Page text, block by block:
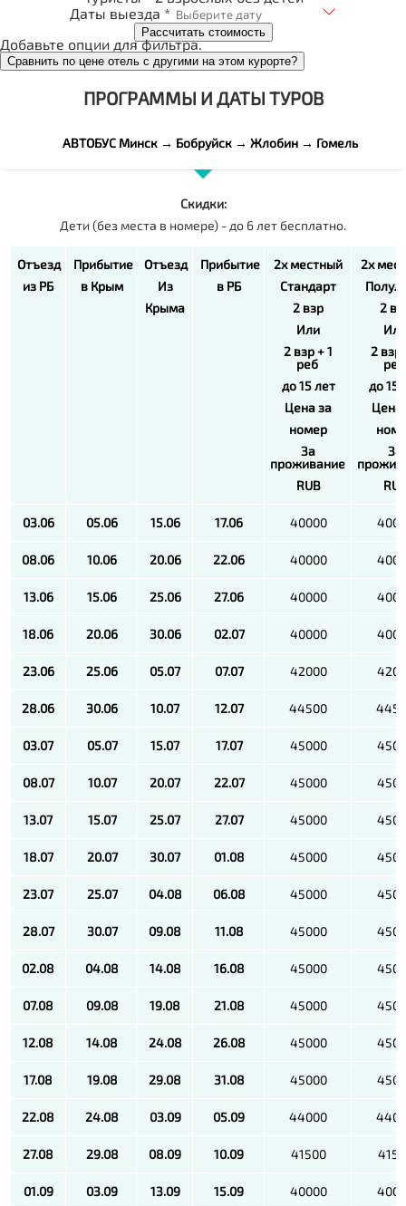
Даты выезда *
Рассчитать стоимость
Добавьте опции для фильтра.
Сравнить по цене отель с другими на этом курорте?
ПРОГРАММЫ И ДАТЫ ТУРОВ
АВТОБУС Минск → Бобруйск → Жлобин → Гомель
Скидки:
Дети (без места в номере) - до 6 лет бесплатно.
Отъезд
из РБ
Прибытие
в Крым
Отъезд
Из
Крыма
Прибытие
в РБ
2х местный
Стандарт
2 взр
Или
2 взр + 1
реб
до 15 лет
Цена за
номер
За
проживание
RUB
2х
2
2 взр
реб
до 15
Цена
За
03.06 05.06 15.06 17.06 40000
08.06 10.06 20.06 22.06 40000
13.06 15.06 25.06 27.06 40000
18.06 20.06 30.06 02.07 40000
23.06 25.06 05.07 07.07 42000
28.06 30.06 10.07 12.07 44500
03.07 05.07 15.07 17.07 45000
08.07 10.07 20.07 22.07 45000
13.07 15.07 25.07 27.07 45000
18.07 20.07 30.07 01.08 45000
23.07 25.07 04.08 06.08 45000
28.07 30.07 09.08 11.08 45000
02.08 04.08 14.08 16.08 45000
07.08 09.08 19.08 21.08 45000
12.08 14.08 24.08 26.08 45000
17.08 19.08 29.08 31.08 45000
22.08 24.08 03.09 05.09 44000
27.08 29.08 08.09 10.09 41500
01.09 03.09 13.09 15.09 40000